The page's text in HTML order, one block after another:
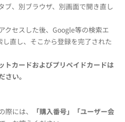
ブ、別ブラウザ、別画面で開き直し
クセスした後、Google等の検索エ
し直し、そこから登録を完了された
トカードおよびプリペイドカードは
さい。
際には、
「購入番号」「ユーザー会